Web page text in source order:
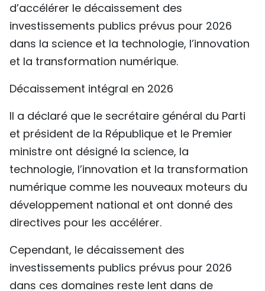
中文
РУССКИЙ
d’accélérer le décaissement des
investissements publics prévus pour 2026
dans la science et la technologie, l’innovation
et la transformation numérique.
Décaissement intégral en 2026
Il a déclaré que le secrétaire général du Parti
et président de la République et le Premier
ministre ont désigné la science, la
technologie, l’innovation et la transformation
numérique comme les nouveaux moteurs du
développement national et ont donné des
directives pour les accélérer.
Cependant, le décaissement des
investissements publics prévus pour 2026
dans ces domaines reste lent dans de